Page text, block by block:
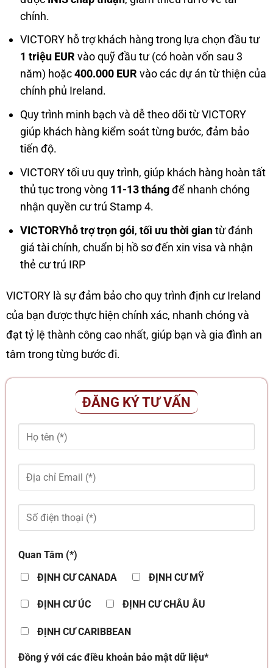
chính.
VICTORY hỗ trợ khách hàng trong lựa chọn đầu tư
1 triệu EUR vào quỹ đầu tư (có hoàn vốn sau 3
năm) hoặc400.000 EUR vào các dự án từ thiện của
chính phủ Ireland.
Quy trình minh bạch và dễ theo dõi từ VICTORY
giúp khách hàng kiểm soát từng bước, đảm bảo
tiến độ.
VICTORY tối ưu quy trình, giúp khách hàng hoàn tất
thủ tục trong vòng 11-13 thángđể nhanh chóng
nhận quyền cư trú Stamp 4.
VICTORYhỗ trợ trọn gói,tối ưu thời giantừ đánh
giá tài chính, chuẩn bị hồ sơ đến xin visa và nhận
thẻ cư trú IRP
VICTORY là sự đảm bảo cho quy trình định cư Ireland
của bạn được thực hiện chính xác, nhanh chóng và
đạt tỷ lệ thành công cao nhất, giúp bạn và gia đình an
tâm trong từng bước đi.
ĐĂNG KÝ TƯ VẤN
Quan Tâm (*)
ĐỊNH CƯ CANADA
ĐỊNH CƯ MỸ
ĐỊNH CƯ ÚC ĐỊNH CƯ CHÂU ÂU
ĐỊNH CƯ CARIBBEAN
Đồng ý với các điều khoản bảo mật dữ liệu*